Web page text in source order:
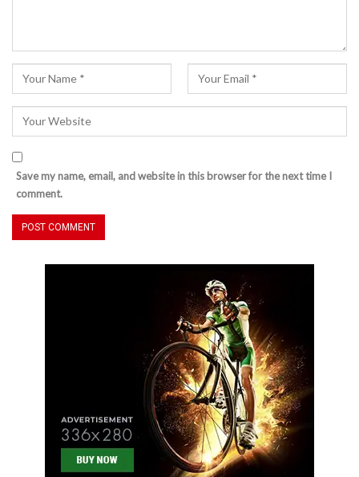
Save my name, email, and website in this browser for the next time I
comment.